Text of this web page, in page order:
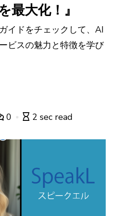
最大化！』
イドをチェックして、AI
ビスの魅力と特徴を学び
0 2 sec read